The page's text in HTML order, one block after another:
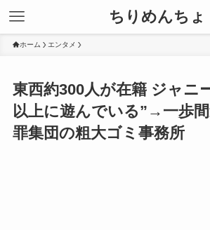
ちりめんちょ
ホーム エンタメ
東西約300人が在籍 ジャニ
以上に遊んでいる”→一歩
罪集団の粗大ゴミ事務所